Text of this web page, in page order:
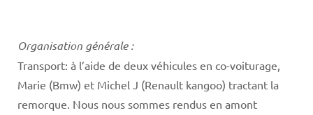
Organisation générale :
Transport: à l’aide de deux véhicules en co-voiturage,
Marie (Bmw) et Michel J (Renault kangoo) tractant la
remorque. Nous nous sommes rendus en amont